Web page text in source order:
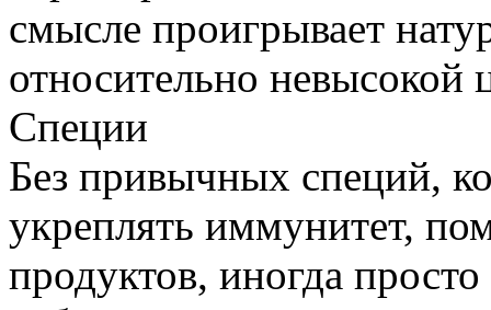
смысле проигрывает
относительно невысокой
Специи
Без привычных специй,
укреплять иммунитет,
продуктов, иногда